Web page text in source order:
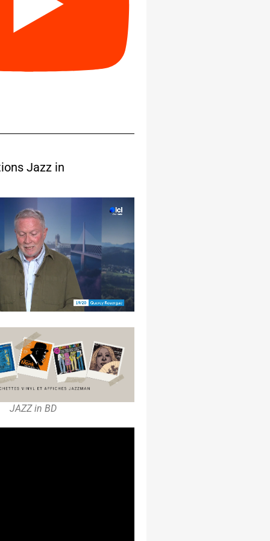
Jazz in
JAZZ in BD